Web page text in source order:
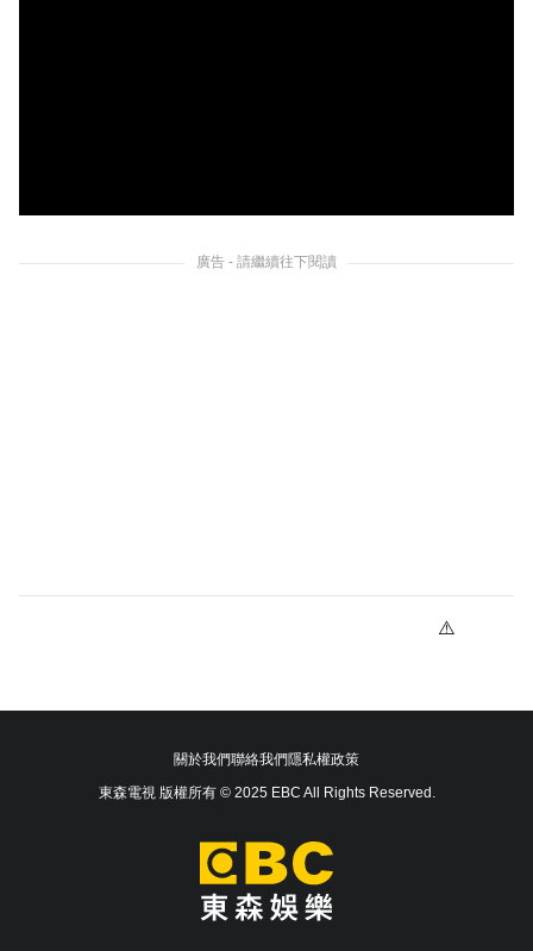
廣告 - 請繼續往下閱讀
關於我們聯絡我們隱私權政策
東森電視 版權所有 © 2025 EBC All Rights Reserved.